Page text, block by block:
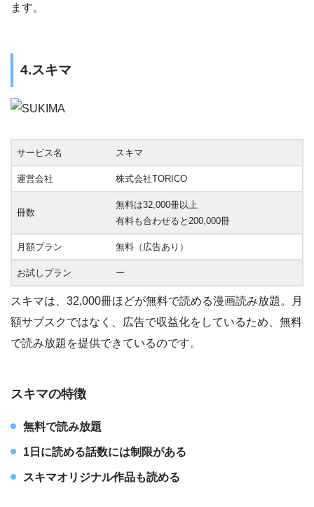
ます。
4.スキマ
サービス名 スキマ
運営会社 株式会社TORICO
冊数
無料は32,000冊以上
有料も合わせると200,000冊
月額プラン 無料（広告あり）
お試しプラン ー
スキマは、32,000冊ほどが無料で読める漫画読み放題。月
額サブスクではなく、広告で収益化をしているため、無料
で読み放題を提供できているのです。
スキマの特徴
無料で読み放題
1日に読める話数には制限がある
スキマオリジナル作品も読める